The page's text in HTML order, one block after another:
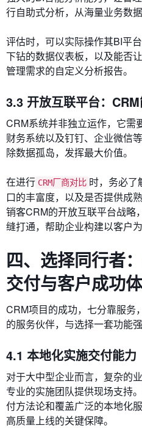
行自助式分析，从海量业务数
评估时，可以实际操作其BI平
下钻的数据仪表板，以及能否
管理需求的自定义分析报告。
3.3 开放互联平台：
CRM系统并非独立运作，它需
财务系统以及钉钉、企业微信
除数据孤岛，发挥最大价值。
在进行 CRM厂商对比 时，务必了
口的丰富度，以及是否提供成
销客CRM的开放互联平台战略
缝打通，帮助企业构建以客户
四、选择同行者
交付与客户成功
CRM项目的成功，七分靠服务
的服务伙伴，与选择一套功能
4.1 本地化实施交付能力
对于大中型企业而言，复杂的
专业的实施团队提供现场支持
付方法论和覆盖广泛的本地化
高质量上线的关键保障。